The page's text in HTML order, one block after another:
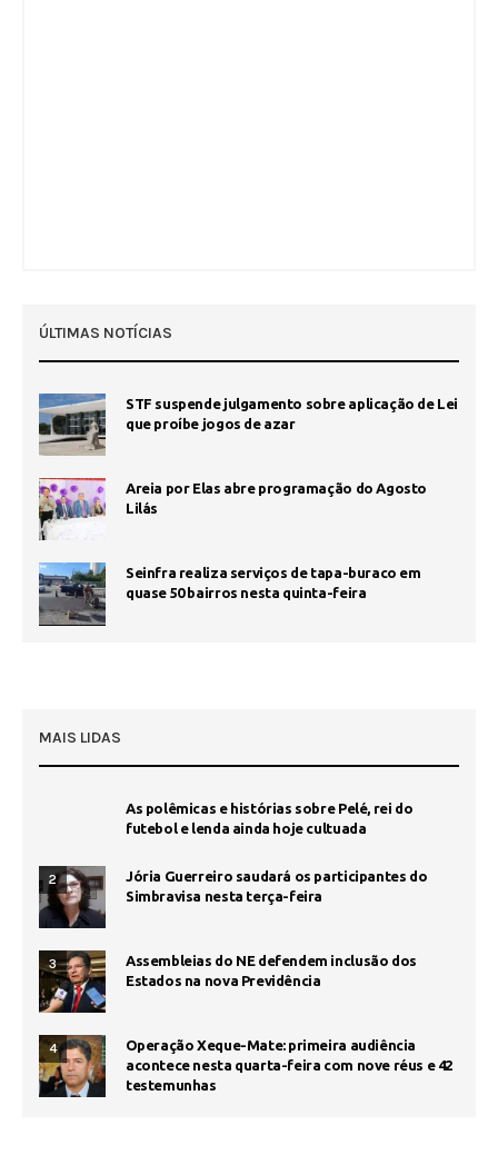
ÚLTIMAS NOTÍCIAS
STF suspende julgamento sobre aplicação de Lei
que proíbe jogos de azar
Areia por Elas abre programação do Agosto
Lilás
Seinfra realiza serviços de tapa-buraco em
quase 50 bairros nesta quinta-feira
MAIS LIDAS
As polêmicas e histórias sobre Pelé, rei do
futebol e lenda ainda hoje cultuada
2
Jória Guerreiro saudará os participantes do
Simbravisa nesta terça-feira
3
Assembleias do NE defendem inclusão dos
Estados na nova Previdência
4
Operação Xeque-Mate: primeira audiência
acontece nesta quarta-feira com nove réus e 42
testemunhas